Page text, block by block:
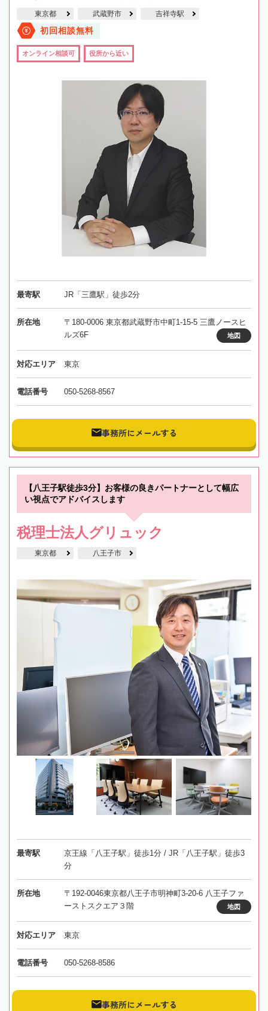
東京都 武蔵野市 吉祥寺駅
初回相談無料
オンライン相談可 役所から近い
最寄駅 JR「三鷹駅」徒歩2分
所在地
〒180-0006 東京都武蔵野市中町1-15-5 三鷹ノースヒ
ルズ6F
地図
対応エリア 東京
電話番号 050-5268-8567
事務所にメールする
【八王子駅徒歩3分】お客様の良きパートナーとして幅広
い視点でアドバイスします
税理士法人グリュック
東京都 八王子市
最寄駅
京王線「八王子駅」徒歩1分 / JR「八王子駅」徒歩3
分
所在地
〒192-0046東京都八王子市明神町3-20-6 八王子ファ
ーストスクエア３階
地図
対応エリア 東京
電話番号 050-5268-8586
事務所にメールする